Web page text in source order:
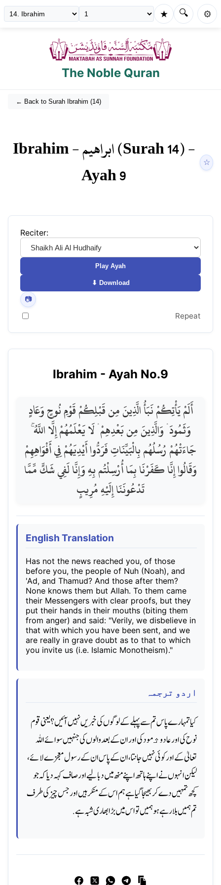
★ 🔍 ⚙️
The Noble Quran
← Back to Surah Ibrahim (14)
Ibrahim-ابراهيم(Surah14) -
Ayah9
☆
Reciter:
Play Ayah
⬇ Download
📷
Repeat
Ibrahim - Ayah No.9
أَلَمْ يَأْتِكُمْ نَبَأُ الَّذِينَ مِن قَبْلِكُمْ قَوْمِ نُوحٍ وَعَادٍ
وَثَمُودَ ۛ وَالَّذِينَ مِن بَعْدِهِمْ ۛ لَا يَعْلَمُهُمْ إِلَّا اللَّهُ ۚ
جَاءَتْهُمْ رُسُلُهُم بِالْبَيِّنَاتِ فَرَدُّوا أَيْدِيَهُمْ فِي أَفْوَاهِهِمْ
وَقَالُوا إِنَّا كَفَرْنَا بِمَا أُرْسِلْتُم بِهِ وَإِنَّا لَفِي شَكٍّ مِّمَّا
تَدْعُونَنَا إِلَيْهِ مُرِيبٍ
English Translation
Has not the news reached you, of those
before you, the people of Nuh (Noah), and
'Ad, and Thamud? And those after them?
None knows them but Allah. To them came
their Messengers with clear proofs, but they
put their hands in their mouths (biting them
from anger) and said: "Verily, we disbelieve in
that with which you have been sent, and we
are really in grave doubt as to that to which
you invite us (i.e. Islamic Monotheism)."
اردو ترجمہ
کیا تمہارے پاس تم سے پہلے کے لوگوں کی خبریں نہیں آئیں؟ یعنی قوم
نوح کی اور عاد وﺛمود کی اور ان کے بعد والوں کی جنہیں سوائے اللہ
تعالیٰ کے اور کوئی نہیں جانتا، ان کے پاس ان کے رسول معجزے لائے،
لیکن انہوں نے اپنے ہاتھ اپنے منھ میں دبالیے اور صاف کہہ دیا کہ جو
کچھ تمہیں دے کر بھیجا گیا ہے ہم اس کے منکر ہیں اور جس چیز کی طرف
تم ہمیں بلا رہے ہو ہمیں تو اس میں بڑا بھاری شبہ ہے.